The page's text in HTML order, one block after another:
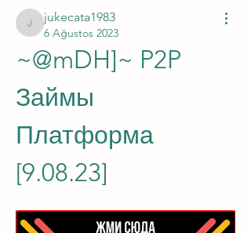
jukecata1983
jukecata1983
6 Ağustos 2023
~@mDH]~ P2P
Займы
Платформа
[9.08.23]